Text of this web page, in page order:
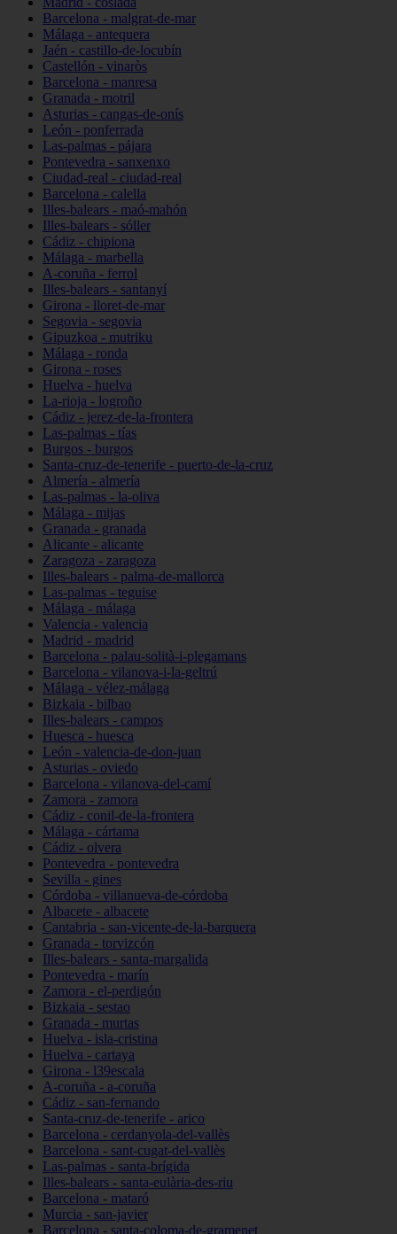
Barcelona - malgrat-de-mar
Málaga - antequera
Jaén - castillo-de-locubín
Castellón - vinaròs
Barcelona - manresa
Granada - motril
Asturias - cangas-de-onís
León - ponferrada
Las-palmas - pájara
Pontevedra - sanxenxo
Ciudad-real - ciudad-real
Barcelona - calella
Illes-balears - maó-mahón
Illes-balears - sóller
Cádiz - chipiona
Málaga - marbella
A-coruña - ferrol
Illes-balears - santanyí
Girona - lloret-de-mar
Segovia - segovia
Gipuzkoa - mutriku
Málaga - ronda
Girona - roses
Huelva - huelva
La-rioja - logroño
Cádiz - jerez-de-la-frontera
Las-palmas - tías
Burgos - burgos
Santa-cruz-de-tenerife - puerto-de-la-cruz
Almería - almería
Las-palmas - la-oliva
Málaga - mijas
Granada - granada
Alicante - alicante
Zaragoza - zaragoza
Illes-balears - palma-de-mallorca
Las-palmas - teguise
Málaga - málaga
Valencia - valencia
Madrid - madrid
Barcelona - palau-solità-i-plegamans
Barcelona - vilanova-i-la-geltrú
Málaga - vélez-málaga
Bizkaia - bilbao
Illes-balears - campos
Huesca - huesca
León - valencia-de-don-juan
Asturias - oviedo
Barcelona - vilanova-del-camí
Zamora - zamora
Cádiz - conil-de-la-frontera
Málaga - cártama
Cádiz - olvera
Pontevedra - pontevedra
Sevilla - gines
Córdoba - villanueva-de-córdoba
Albacete - albacete
Cantabria - san-vicente-de-la-barquera
Granada - torvizcón
Illes-balears - santa-margalida
Pontevedra - marín
Zamora - el-perdigón
Bizkaia - sestao
Granada - murtas
Huelva - isla-cristina
Huelva - cartaya
Girona - l39escala
A-coruña - a-coruña
Cádiz - san-fernando
Santa-cruz-de-tenerife - arico
Barcelona - cerdanyola-del-vallès
Barcelona - sant-cugat-del-vallès
Las-palmas - santa-brígida
Illes-balears - santa-eulària-des-riu
Barcelona - mataró
Murcia - san-javier
Barcelona - santa-coloma-de-gramenet